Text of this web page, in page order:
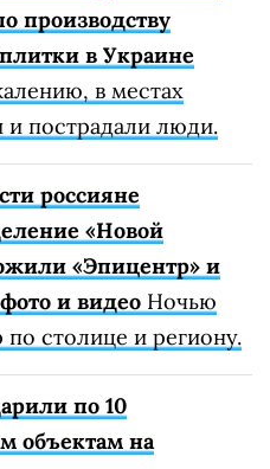
производству
в Украине
в местах
и пострадали люди.
россияне
«Новой
«Эпицентр» и
и видео Ночью
по столице и региону.
по 10
объектам на